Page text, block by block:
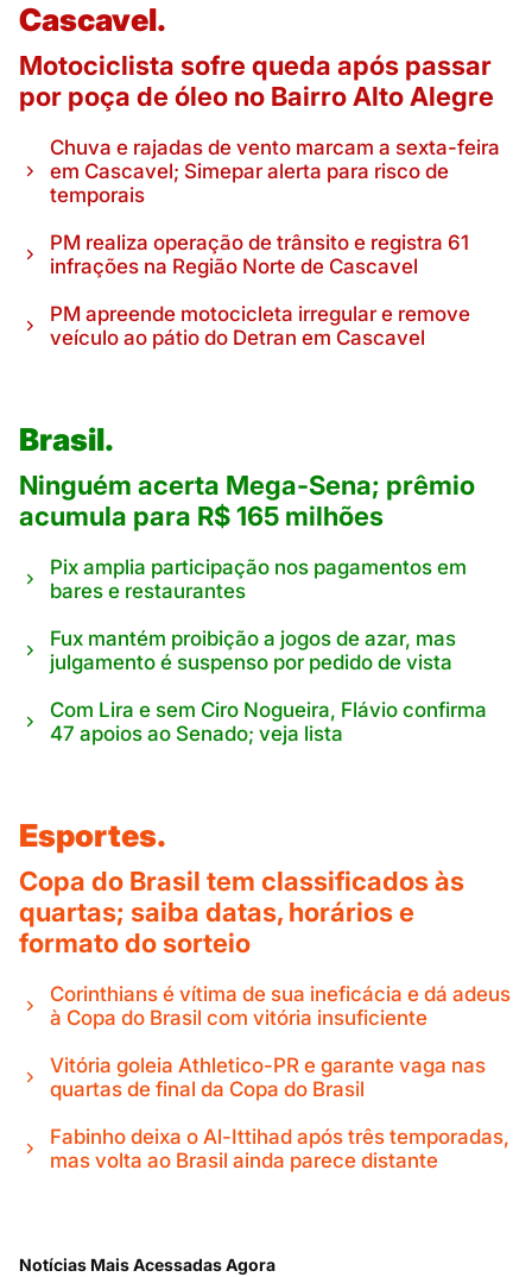
Cascavel.
Motociclista sofre queda após passar
por poça de óleo no Bairro Alto Alegre
Chuva e rajadas de vento marcam a sexta-feira
em Cascavel; Simepar alerta para risco de
temporais
PM realiza operação de trânsito e registra 61
infrações na Região Norte de Cascavel
PM apreende motocicleta irregular e remove
veículo ao pátio do Detran em Cascavel
Brasil.
Ninguém acerta Mega-Sena; prêmio
acumula para R$ 165 milhões
Pix amplia participação nos pagamentos em
bares e restaurantes
Fux mantém proibição a jogos de azar, mas
julgamento é suspenso por pedido de vista
Com Lira e sem Ciro Nogueira, Flávio confirma
47 apoios ao Senado; veja lista
Esportes.
Copa do Brasil tem classificados às
quartas; saiba datas, horários e
formato do sorteio
Corinthians é vítima de sua ineficácia e dá adeus
à Copa do Brasil com vitória insuficiente
Vitória goleia Athletico-PR e garante vaga nas
quartas de final da Copa do Brasil
Fabinho deixa o Al-Ittihad após três temporadas,
mas volta ao Brasil ainda parece distante
Notícias Mais Acessadas Agora